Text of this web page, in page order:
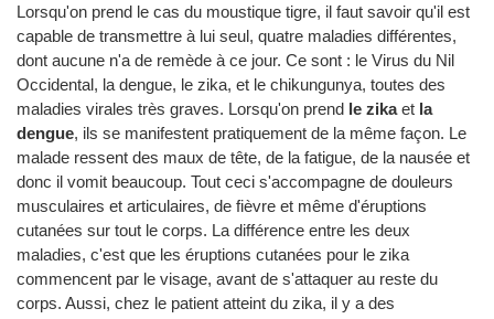
Lorsqu'on prend le cas du moustique tigre, il faut savoir qu'il est
capable de transmettre à lui seul, quatre maladies différentes,
dont aucune n'a de remède à ce jour. Ce sont : le Virus du Nil
Occidental, la dengue, le zika, et le chikungunya, toutes des
maladies virales très graves. Lorsqu'on prend le zikaet la
dengue, ils se manifestent pratiquement de la même façon. Le
malade ressent des maux de tête, de la fatigue, de la nausée et
donc il vomit beaucoup. Tout ceci s'accompagne de douleurs
musculaires et articulaires, de fièvre et même d'éruptions
cutanées sur tout le corps. La différence entre les deux
maladies, c'est que les éruptions cutanées pour le zika
commencent par le visage, avant de s'attaquer au reste du
corps. Aussi, chez le patient atteint du zika, il y a des